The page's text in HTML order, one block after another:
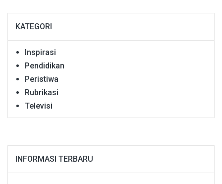
KATEGORI
Inspirasi
Pendidikan
Peristiwa
Rubrikasi
Televisi
INFORMASI TERBARU